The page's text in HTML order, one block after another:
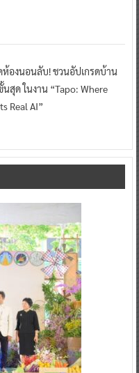
ห้องนอนลับ! ชวนอัปเกรดบ้าน
สุด ในงาน “Tapo: Where
Real AI”